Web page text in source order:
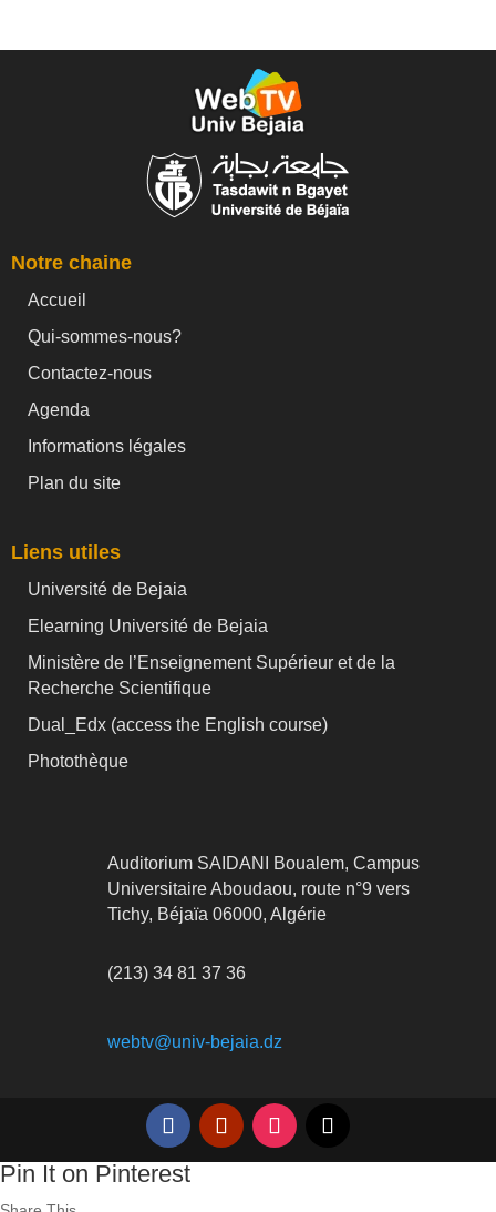
Notre chaine
Accueil
Qui-sommes-nous?
Contactez-nous
Agenda
Informations légales
Plan du site
Liens utiles
Université de Bejaia
Elearning Université de Bejaia
Ministère de l’Enseignement Supérieur et de la
Recherche Scientifique
Dual_Edx (access the English course)
Photothèque
Auditorium SAIDANI Boualem, Campus
Universitaire Aboudaou, route n°9 vers
Tichy, Béjaïa 06000, Algérie
(213) 34 81 37 36
webtv@univ-bejaia.dz
Pin It on Pinterest